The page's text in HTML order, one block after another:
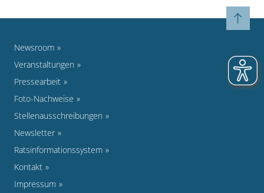
Newsroom
Veranstaltungen
Pressearbeit
Foto-Nachweise
Stellenausschreibungen
Newsletter
Ratsinformationssystem
Kontakt
Impressum